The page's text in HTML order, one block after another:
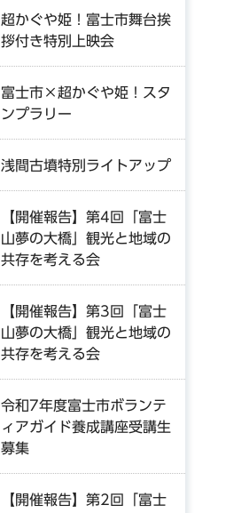
超かぐや姫！富士市舞台挨
拶付き特別上映会
富士市×超かぐや姫！スタ
ンプラリー
浅間古墳特別ライトアップ
【開催報告】第4回「富士
山夢の大橋」観光と地域の
共存を考える会
【開催報告】第3回「富士
山夢の大橋」観光と地域の
共存を考える会
令和7年度富士市ボランテ
ィアガイド養成講座受講生
募集
【開催報告】第2回「富士